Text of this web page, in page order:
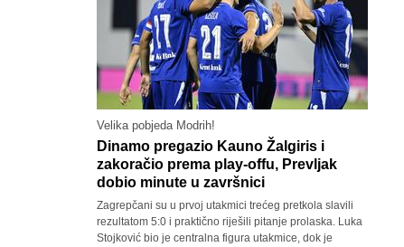
Velika pobjeda Modrih!
Dinamo pregazio Kauno Žalgiris i
zakoračio prema play-offu, Prevljak
dobio minute u završnici
Zagrepčani su u prvoj utakmici trećeg pretkola slavili
rezultatom 5:0 i praktično riješili pitanje prolaska. Luka
Stojković bio je centralna figura utakmice, dok je